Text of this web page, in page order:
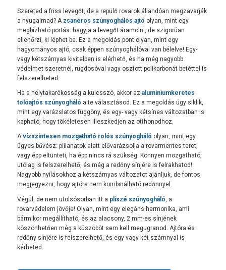
Szereted a friss levegőt, de a repülő rovarok állandóan megzavarják
a nyugalmad? A zsanéros szúnyoghálós ajtó olyan, mint egy
megbízható portás: hagyja a levegőt áramolni, de szigorúan
ellenőrzi, ki léphet be. Ez a megoldás pont olyan, mint egy
hagyományos ajtó, csak éppen szúnyoghálóval van bélelve! Egy-
vagy kétszárnyas kivitelben is elérhető, és ha még nagyobb
védelmet szeretnél, rugdosóval vagy osztott polikarbonát betéttel is
felszerelheted.
Ha a helytakarékosság a kulcsszó, akkor az alumíniumkeretes
tolóajtós szúnyogháló a te választásod. Ez a megoldás úgy siklik,
mint egy varázslatos függöny, és egy- vagy kétsínes változatban is
kapható, hogy tökéletesen illeszkedjen az otthonodhoz.
Avízszintesen mozgatható rolós szúnyogháló olyan, mint egy
ügyes bűvész: pillanatok alatt elővarázsolja a rovarmentes teret,
vagy épp eltünteti, ha épp nincs rá szükség. Könnyen mozgatható,
utólag is felszerelhető, és még a redőny sínjére is felrakhatod!
Nagyobb nyílásokhoz a kétszárnyas változatot ajánljuk, de fontos
megjegyezni, hogy ajtóra nem kombinálható redőnnyel.
Végül, de nem utolsósorban itt a pliszé szúnyogháló , a
rovarvédelem jövője! Olyan, mint egy elegáns harmonika, ami
bármikor megállítható, és az alacsony, 2 mm-es sínjének
köszönhetően még a küszöböt sem kell megugranod. Ajtóra és
redőny sínjére is felszerelhető, és egy vagy két szárnnyal is
kérheted.